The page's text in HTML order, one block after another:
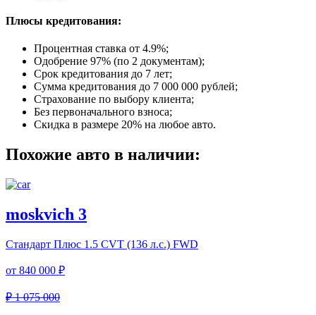
Плюсы кредитования:
Процентная ставка от 4.9%;
Одобрение 97% (по 2 документам);
Срок кредитования до 7 лет;
Сумма кредитования до 7 000 000 рублей;
Страхование по выбору клиента;
Без первоначального взноса;
Скидка в размере 20% на любое авто.
Похожие авто в наличии:
moskvich 3
Стандарт Плюс 1.5 CVT (136 л.с.) FWD
от 840 000 ₽
₽ 1 075 000